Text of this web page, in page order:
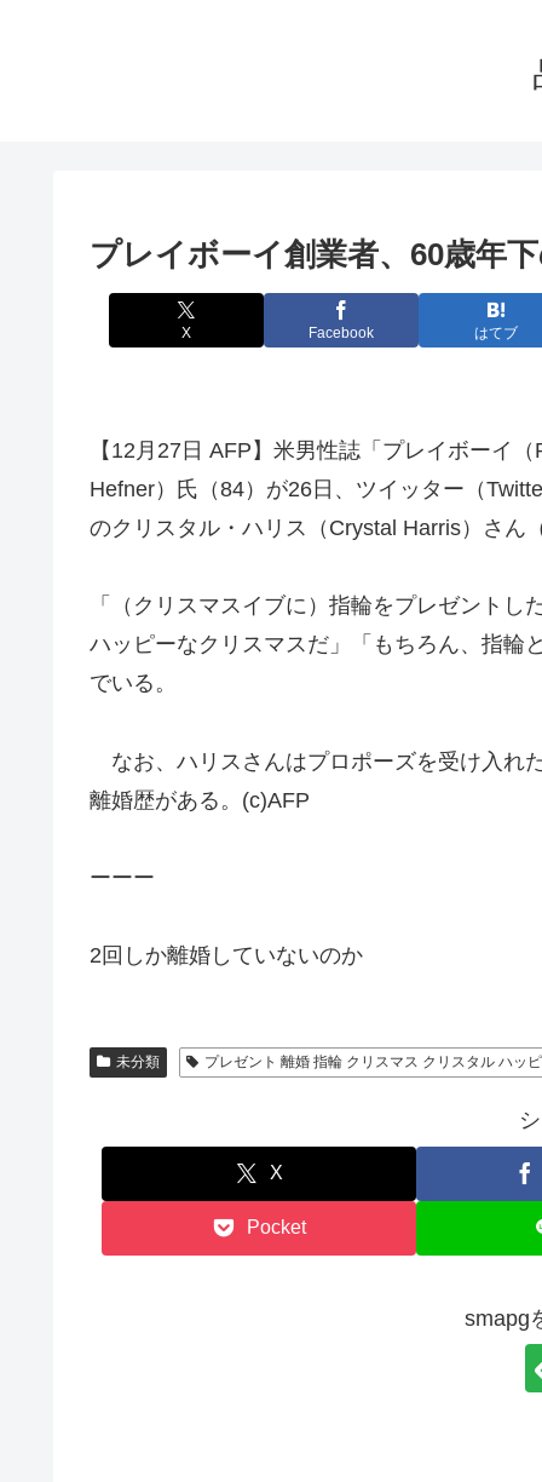
プレイボーイ創業者、60歳年
X Facebook はてブ
【12月27日 AFP】米男性誌「プレイボーイ
Hefner）氏（84）が26日、ツイッター（
のクリスタル・ハリス（Crystal Harris）さん
「（クリスマスイブに）指輪をプレゼント
ハッピーなクリスマスだ」「もちろん、指輪
でいる。
なお、ハリスさんはプロポーズを受け入れ
離婚歴がある。(c)AFP
ーーー
2回しか離婚していないのか
未分類 プレゼント 離婚 指輪 クリスマス クリスタル ハッ
X
Pocket
smapg